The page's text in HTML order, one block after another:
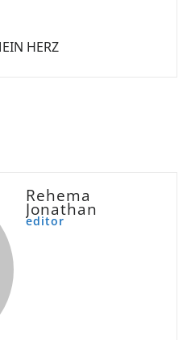
HERZ
Rehema
Jonathan
editor